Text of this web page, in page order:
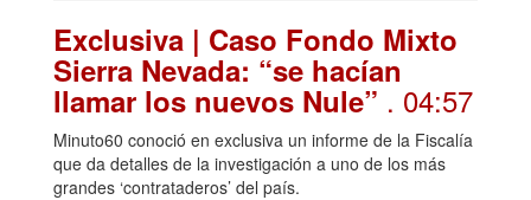
Exclusiva | Caso Fondo Mixto
Sierra Nevada: “se hacían
llamar los nuevos Nule” . 04:57
Minuto60 conoció en exclusiva un informe de la Fiscalía
que da detalles de la investigación a uno de los más
grandes ‘contrataderos’ del país.